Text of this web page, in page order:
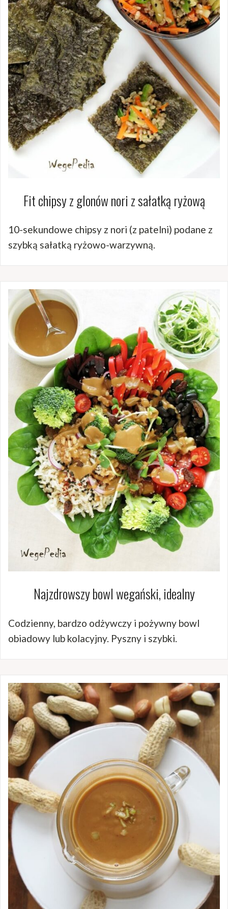
Fit chipsy z glonów nori z sałatką ryżową
10-sekundowe chipsy z nori (z patelni) podane z
szybką sałatką ryżowo-warzywną.
Najzdrowszy bowl wegański, idealny
Codzienny, bardzo odżywczy i pożywny bowl
obiadowy lub kolacyjny. Pyszny i szybki.